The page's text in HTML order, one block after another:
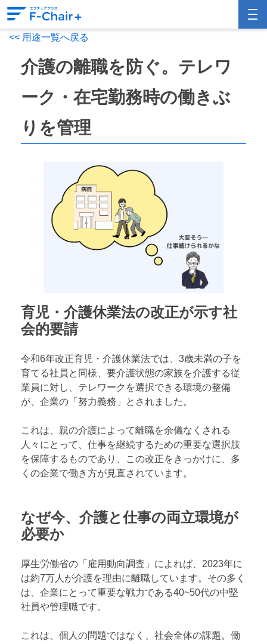
<< 用途一覧へ戻る
介護の離職を防ぐ。テレワ
ーク・在宅勤務時の働きぶ
りを管理
育児・介護休業法の改正が示す社
会的要請
令和6年改正育児・介護休業法では、3歳未満の子を
育てる社員と同様、要介護状態の家族を介護する従
業員に対し、テレワークを選択できる環境の整備
が、企業の「努力義務」とされました。
これは、親の介護によって離職を余儀なくされる
人々にとって、仕事を継続するための重要な選択肢
を保障するものであり、この改正をきっかけに、多
くの企業で働き方が見直されています。
なぜ今、介護と仕事の両立環境が
必要か
厚生労働省の「雇用動向調査」によれば、2023年に
は約7万人が介護を理由に離職しています。その多く
は、企業にとって重要な戦力である40~50代の中堅
社員や管理職です。
これは、個人の問題ではなく、社会全体の課題。働